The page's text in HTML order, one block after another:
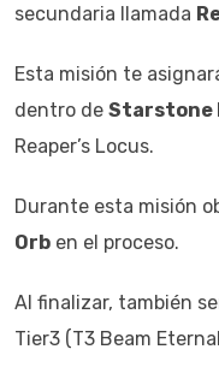
secundaria llamada
Esta misión te
dentro de Starstone
Reaper’s Locus.
Durante esta misión
Orb en el proceso.
Al finalizar, también
Tier3 (T3 Beam